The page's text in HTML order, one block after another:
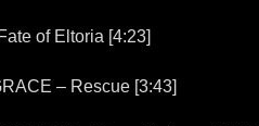
of Eltoria [4:23]
– Rescue [3:43]